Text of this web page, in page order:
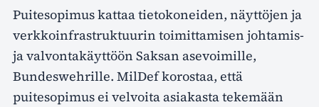
Puitesopimus kattaa tietokoneiden, näyttöjen ja
verkkoinfrastruktuurin toimittamisen johtamis-
ja valvontakäyttöön Saksan asevoimille,
Bundeswehrille. MilDef korostaa, että
puitesopimus ei velvoita asiakasta tekemään